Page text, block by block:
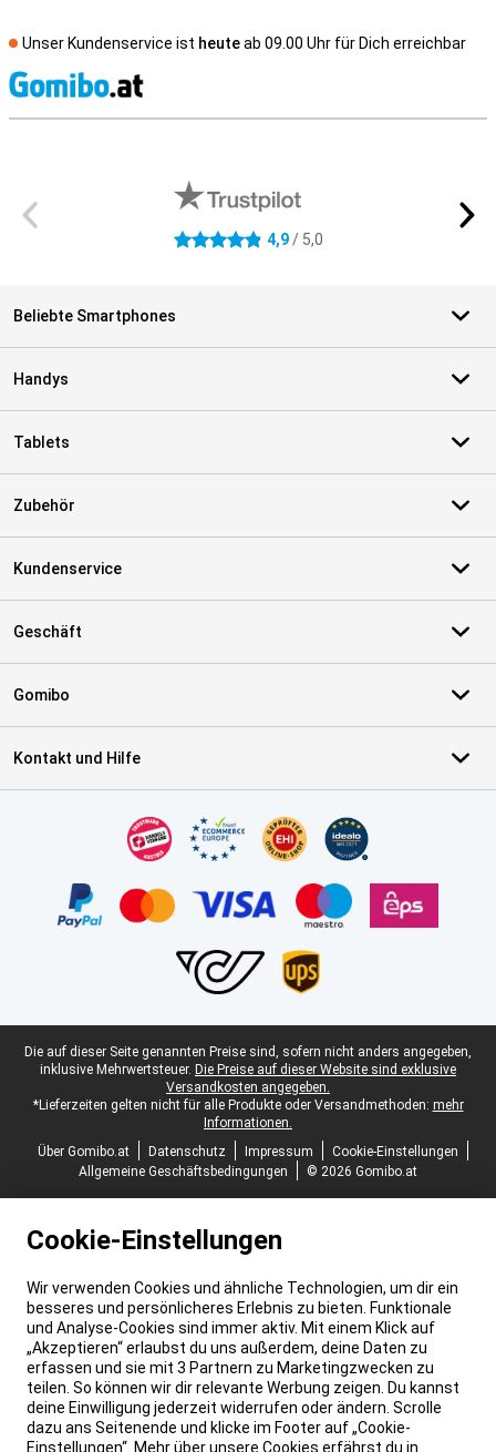
Unser Kundenservice ist heuteab 09.00 Uhr für Dich erreichbar
4.9 Sterne 4,9/ 5,0
Beliebte Smartphones
Handys
Tablets
Zubehör
Kundenservice
Geschäft
Gomibo
Kontakt und Hilfe
Juristische Fußzeile
Die auf dieser Seite genannten Preise sind, sofern nicht anders angegeben,
inklusive Mehrwertsteuer. Die Preise auf dieser Website sind exklusive
Versandkosten angegeben.
*Lieferzeiten gelten nicht für alle Produkte oder Versandmethoden: mehr
Informationen.
Über Gomibo.at
Datenschutz Impressum
Cookie-Einstellungen
Allgemeine Geschäftsbedingungen
© 2026 Gomibo.at
Cookie-Einstellungen
Wir verwenden Cookies und ähnliche Technologien, um dir ein
besseres und persönlicheres Erlebnis zu bieten. Funktionale
und Analyse-Cookies sind immer aktiv. Mit einem Klick auf
„Akzeptieren“ erlaubst du uns außerdem, deine Daten zu
erfassen und sie mit 3 Partnern zu Marketingzwecken zu
teilen. So können wir dir relevante Werbung zeigen. Du kannst
deine Einwilligung jederzeit widerrufen oder ändern. Scrolle
dazu ans Seitenende und klicke im Footer auf „Cookie-
Einstellungen“. Mehr über unsere Cookies erfährst du in